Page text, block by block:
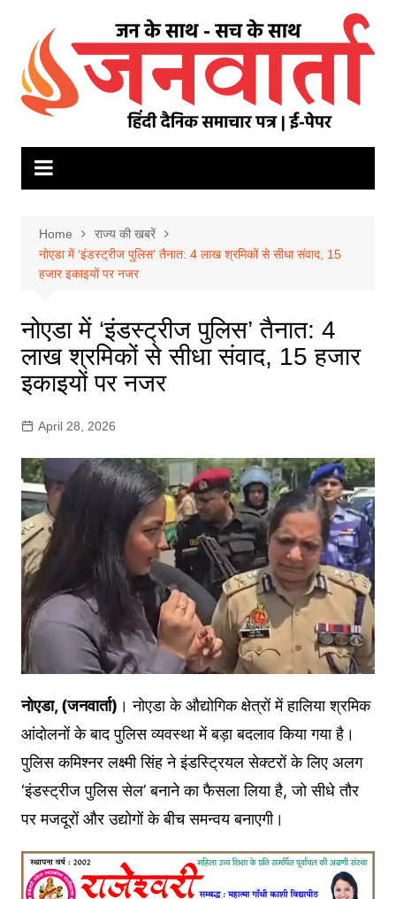
content
Home
राज्य की खबरें
नोएडा में ‘इंडस्ट्रीज पुलिस’ तैनात: 4 लाख श्रमिकों से सीधा संवाद, 15
हजार इकाइयों पर नजर
नोएडा में ‘इंडस्ट्रीज पुलिस’ तैनात: 4
लाख श्रमिकों से सीधा संवाद, 15 हजार
इकाइयों पर नजर
April 28, 2026
नोएडा, (जनवार्ता) । नोएडा के औद्योगिक क्षेत्रों में हालिया श्रमिक
आंदोलनों के बाद पुलिस व्यवस्था में बड़ा बदलाव किया गया है।
पुलिस कमिश्नर लक्ष्मी सिंह ने इंडस्ट्रियल सेक्टरों के लिए अलग
‘इंडस्ट्रीज पुलिस सेल’ बनाने का फैसला लिया है, जो सीधे तौर
पर मजदूरों और उद्योगों के बीच समन्वय बनाएगी।